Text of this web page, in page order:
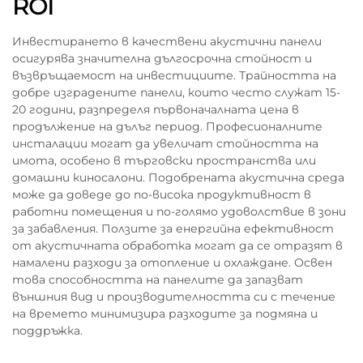
ROI
Инвестирането в качествени акустични панели
осигурява значителна дългосрочна стойност и
възвръщаемост на инвестициите. Трайността на
добре изградените панели, които често служат 15-
20 години, разпределя първоначалната цена в
продължение на дълъг период. Професионалните
инсталации могат да увеличат стойността на
имота, особено в търговски пространства или
домашни киносалони. Подобрената акустична среда
може да доведе до по-висока продуктивност в
работни помещения и по-голямо удоволствие в зони
за забавления. Ползите за енергийна ефективност
от акустичната обработка могат да се отразят в
намалени разходи за отопление и охлаждане. Освен
това способността на панелите да запазват
външния вид и производителността си с течение
на времето минимизира разходите за подмяна и
поддръжка.